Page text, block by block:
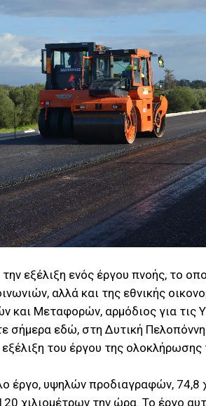
εξέλιξη ενός έργου πνοής, το
αλλά και της εθνικής
και Μεταφορών, αρμόδιος για τις
σήμερα εδώ, στη Δυτική
του έργου της ολοκλήρωσης
έργο, υψηλών προδιαγραφών, 74,8
χιλιομέτρων την ώρα. Το έργο